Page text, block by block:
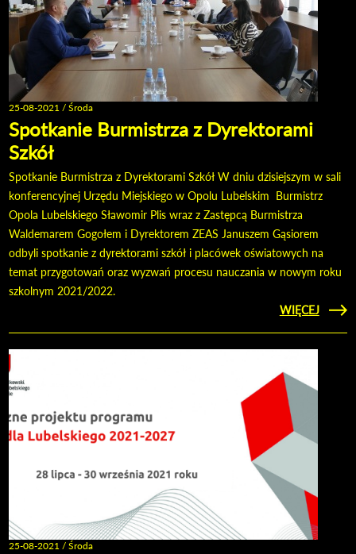
25-08-2021 / Środa
Spotkanie Burmistrza z Dyrektorami
Szkół
Spotkanie Burmistrza z Dyrektorami Szkół W dniu dzisiejszym w sali
konferencyjnej Urzędu Miejskiego w Opolu Lubelskim Burmistrz
Opola Lubelskiego Sławomir Plis wraz z Zastępcą Burmistrza
Waldemarem Gogołem i Dyrektorem ZEAS Januszem Gąsiorem
odbyli spotkanie z dyrektorami szkół i placówek oświatowych na
temat przygotowań oraz wyzwań procesu nauczania w nowym roku
szkolnym 2021/2022.
CZYTAJ
WIĘCEJ
O
25-08-2021 / Środa